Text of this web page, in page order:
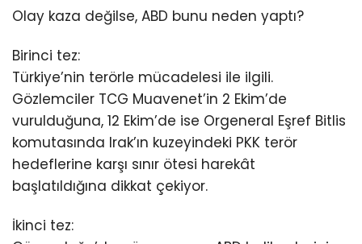
Olay kaza değilse, ABD bunu neden yaptı?
Birinci tez:
Türkiye’nin terörle mücadelesi ile ilgili.
Gözlemciler TCG Muavenet’in 2 Ekim’de
vurulduğuna, 12 Ekim’de ise Orgeneral Eşref Bitlis
komutasında Irak’ın kuzeyindeki PKK terör
hedeflerine karşı sınır ötesi harekât
başlatıldığına dikkat çekiyor.
İkinci tez: